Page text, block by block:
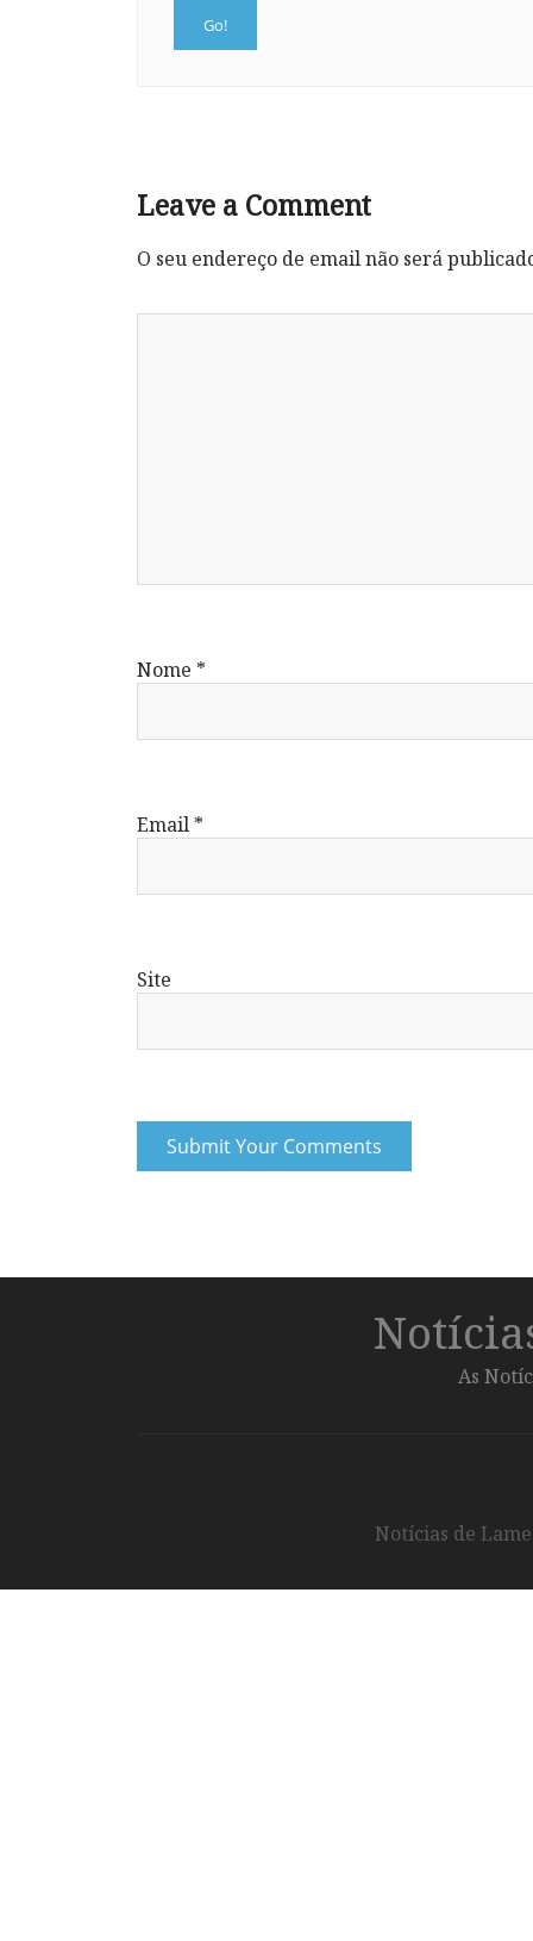
Leave a Comment
O seu endereço de email não será
Nome *
Email *
Site
As
Notícias de